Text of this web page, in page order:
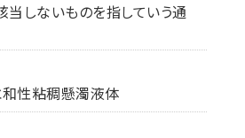
当しないものを指していう通
性粘稠懸濁液体